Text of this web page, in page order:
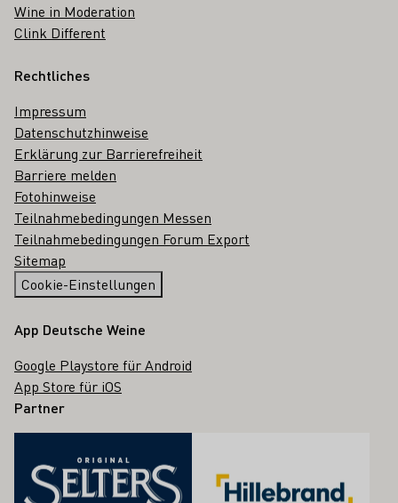
Wine in Moderation
Clink Different
Rechtliches
Impressum
Datenschutzhinweise
Erklärung zur Barrierefreiheit
Barriere melden
Fotohinweise
Teilnahmebedingungen Messen
Teilnahmebedingungen Forum Export
Sitemap
Cookie-Einstellungen
App Deutsche Weine
Google Playstore für Android
App Store für iOS
Partner